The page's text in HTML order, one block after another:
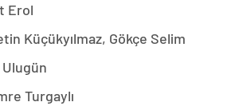
Erol
Küçükyılmaz, Gökçe Selim
Turgaylı